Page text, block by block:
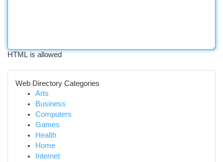
HTML is allowed
Web Directory Categories
Arts
Business
Computers
Games
Health
Home
Internet